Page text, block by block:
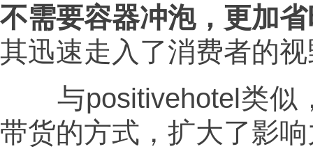
不需要容器冲泡，更加
其迅速走入了消费者的
与positivehotel类似
带货的方式，扩大了影